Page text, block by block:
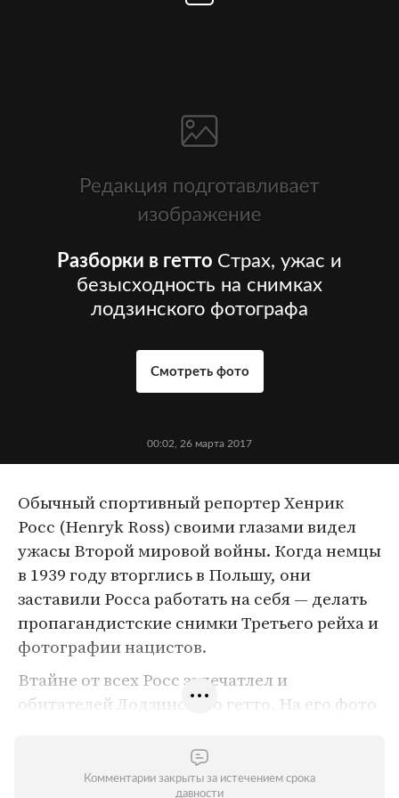
Разборки в гетто Страх, ужас и
безысходность на снимках
лодзинского фотографа
Смотреть фото
00:02, 26 марта 2017
Обычный спортивный репортер Хенрик
Росс (Henryk Ross) своими глазами видел
ужасы Второй мировой войны. Когда немцы
в 1939 году вторглись в Польшу, они
заставили Росса работать на себя — делать
пропагандистские снимки Третьего рейха и
фотографии нацистов.
Втайне от всех Росс запечатлел и
обитателей Лодзинского гетто. На его фото
как скот загоняют в машины для отправки в
лагеря смерти, а обычные на первый взгляд
Комментарии закрыты за истечением срока
давности